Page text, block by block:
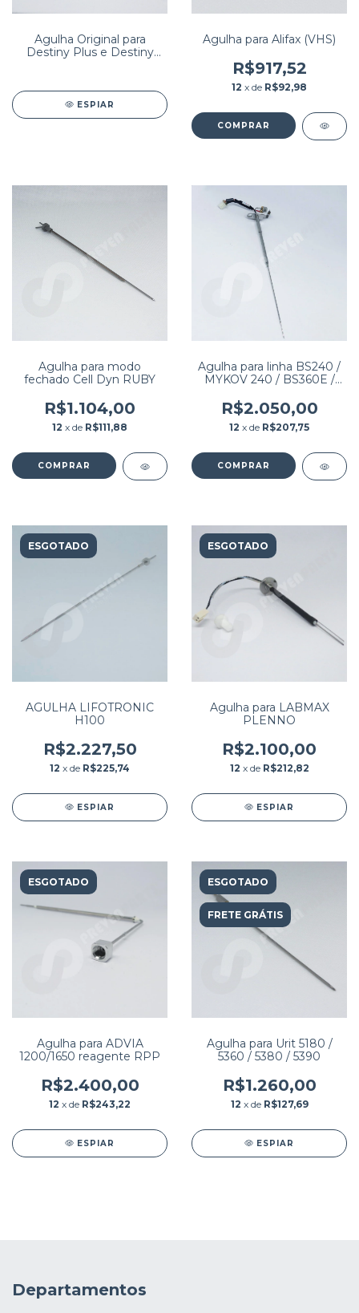
Agulha Original para
Destiny Plus e Destiny
ESPIAR
Agulha para Alifax (VHS)
R$917,52
12 x de R$92,98
Agulha para modo
fechado Cell Dyn RUBY
R$1.104,00
12 x de R$111,88
Agulha para linha BS240 /
MYKOV 240 / BS360E /
/ BS450 / BS460 /
BIOCLIN 2000 PREMIUM
PN: 115-037085-00
R$2.050,00
12 x de R$207,75
ESGOTADO
AGULHA LIFOTRONIC
H100
R$2.227,50
12 x de R$225,74
ESPIAR
ESGOTADO
Agulha para LABMAX
PLENNO
R$2.100,00
12 x de R$212,82
ESPIAR
ESGOTADO
Agulha para ADVIA
1200/1650 reagente RPP
R$2.400,00
12 x de R$243,22
ESPIAR
ESGOTADO
FRETE GRÁTIS
Agulha para Urit 5180 /
5360 / 5380 / 5390
R$1.260,00
12 x de R$127,69
ESPIAR
Departamentos